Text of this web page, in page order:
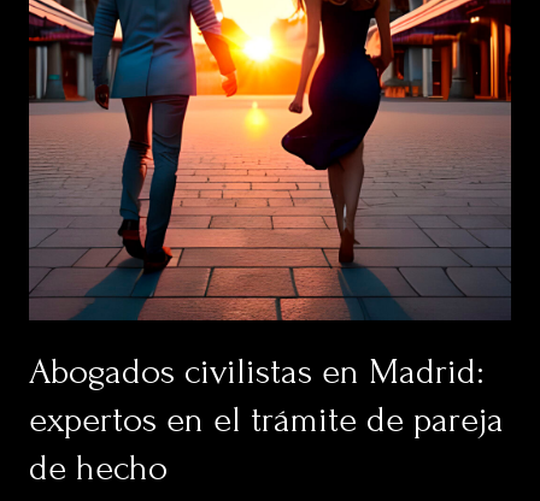
Abogados civilistas en Madrid:
expertos en el trámite de pareja
de hecho
el
trámite
de
pareja
de
hecho